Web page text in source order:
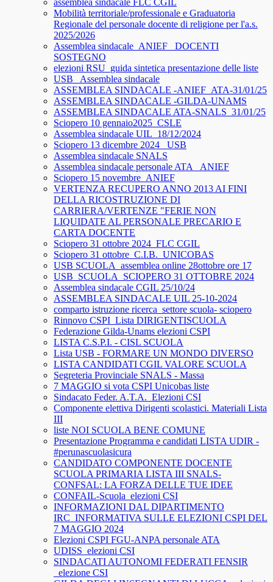
assemblea sindacale FLC CGIL
Mobilità territoriale/professionale e Graduatoria
Regionale del personale docente di religione per l'a.s.
2025/2026
Assemblea sindacale_ANIEF_ DOCENTI
SOSTEGNO
elezioni RSU_guida sintetica presentazione delle liste
USB_ Assemblea sindacale
ASSEMBLEA SINDACALE -ANIEF_ATA-31/01/25
ASSEMBLEA SINDACALE -GILDA-UNAMS
ASSEMBLEA SINDACALE ATA-SNALS_31/01/25
Sciopero 10 gennaio2025_CSLE
Assemblea sindacale UIL_18/12/2024
Sciopero 13 dicembre 2024_ USB
Assemblea sindacale SNALS
Assemblea sindacale personale ATA_ ANIEF
Sciopero 15 novembre_ANIEF
VERTENZA RECUPERO ANNO 2013 AI FINI
DELLA RICOSTRUZIONE DI
CARRIERA/VERTENZE "FERIE NON
LIQUIDATE AL PERSONALE PRECARIO E
CARTA DOCENTE
Sciopero 31 ottobre 2024_FLC CGIL
Sciopero 31 ottobre_C.I.B._UNICOBAS
USB SCUOLA_assemblea online 28ottobre ore 17
USB_SCUOLA_SCIOPERO 31 OTTOBRE 2024
Assemblea sindacale CGIL 25/10/24
ASSEMBLEA SINDACALE UIL 25-10-2024
comparto istruzione ricerca_settore scuola- sciopero
Rinnovo CSPI_Lista DIRIGENTISCUOLA
Federazione Gilda-Unams elezioni CSPI
LISTA C.S.P.I. - CISL SCUOLA
Lista USB - FORMARE UN MONDO DIVERSO
LISTA CANDIDATI CGIL VALORE SCUOLA
Segreteria Provinciale SNALS - Massa
7 MAGGIO si vota CSPI Unicobas liste
Sindacato Feder. A.T.A._Elezioni CSI
Componente elettiva Dirigenti scolastici. Materiali Lista
III
liste NOI SCUOLA BENE COMUNE
Presentazione Programma e candidati LISTA UDIR -
#perunascuolasicura
CANDIDATO COMPONENTE DOCENTE
SCUOLA PRIMARIA LISTA III SNALS-
CONFSAL: LA FORZA DELLE TUE IDEE
CONFAIL-Scuola_elezioni CSI
INFORMAZIONI DAL DIPARTIMENTO
IRC_INFORMATIVA SULLE ELEZIONI CSPI DEL
7 MAGGIO 2024
Elezioni CSPI FGU-ANPA personale ATA
UDISS_elezioni CSI
SINDACATI AUTONOMI FEDERATI FENSIR
_elezione CSI